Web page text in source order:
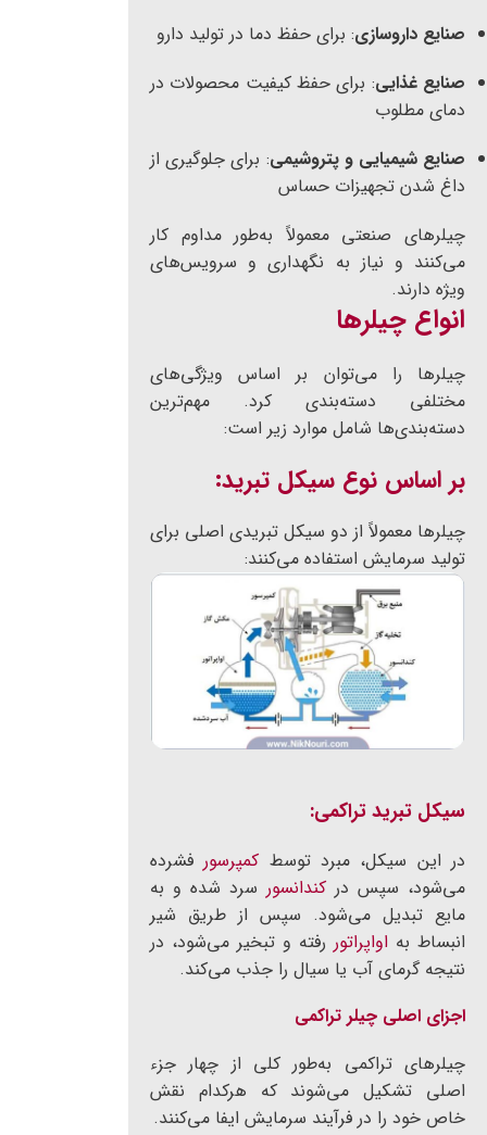
صنایع داروسازی: برای حفظ دما در تولید دارو
صنایع غذایی: برای حفظ کیفیت محصولات در
دمای مطلوب
صنایع شیمیایی و پتروشیمی: برای جلوگیری از
داغ شدن تجهیزات حساس
چیلرهای صنعتی معمولاً به‌طور مداوم کار
می‌کنند و نیاز به نگهداری و سرویس‌های
ویژه دارند.
انواع چیلرها
چیلرها را می‌توان بر اساس ویژگی‌های
مختلفی دسته‌بندی کرد. مهم‌ترین
دسته‌بندی‌ها شامل موارد زیر است:
بر اساس نوع سیکل تبرید:
چیلرها معمولاً از دو سیکل تبریدی اصلی برای
تولید سرمایش استفاده می‌کنند:
سیکل تبرید تراکمی:
در این سیکل، مبرد توسط کمپرسور فشرده
می‌شود، سپس در کندانسور سرد شده و به
مایع تبدیل می‌شود. سپس از طریق شیر
انبساط به اواپراتور رفته و تبخیر می‌شود، در
نتیجه گرمای آب یا سیال را جذب می‌کند.
اجزای اصلی چیلر تراکمی
چیلرهای تراکمی به‌طور کلی از چهار جزء
اصلی تشکیل می‌شوند که هرکدام نقش
خاص خود را در فرآیند سرمایش ایفا می‌کنند.